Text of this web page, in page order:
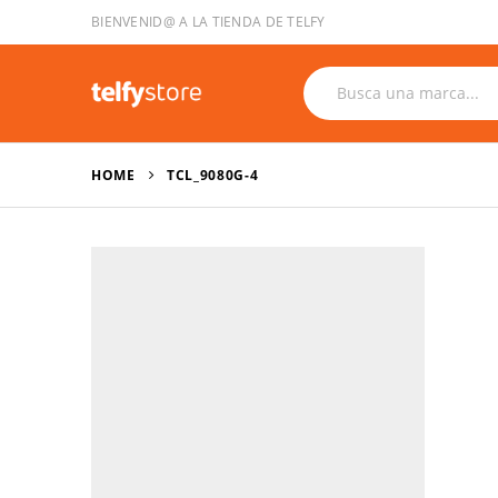
BIENVENID@ A LA TIENDA DE TELFY
HOME TCL_9080G-4